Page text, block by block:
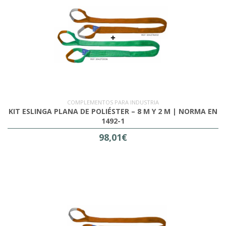
COMPLEMENTOS PARA INDUSTRIA
KIT ESLINGA PLANA DE POLIÉSTER – 8 M Y 2 M | NORMA EN
1492-1
98,01€